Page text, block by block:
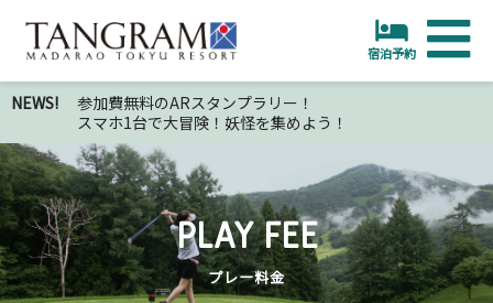
宿泊予約
ホテル/宿泊予約
施設/レストラン
アクティビティ
野尻湖テラス
マイページログイン
泊数
室数
大人 ※1部屋あたり
NEWS!
参加費無料のARスタンプラリー！
スマホ1台で大冒険！妖怪を集めよう！
PLAY FEE
プレー料金